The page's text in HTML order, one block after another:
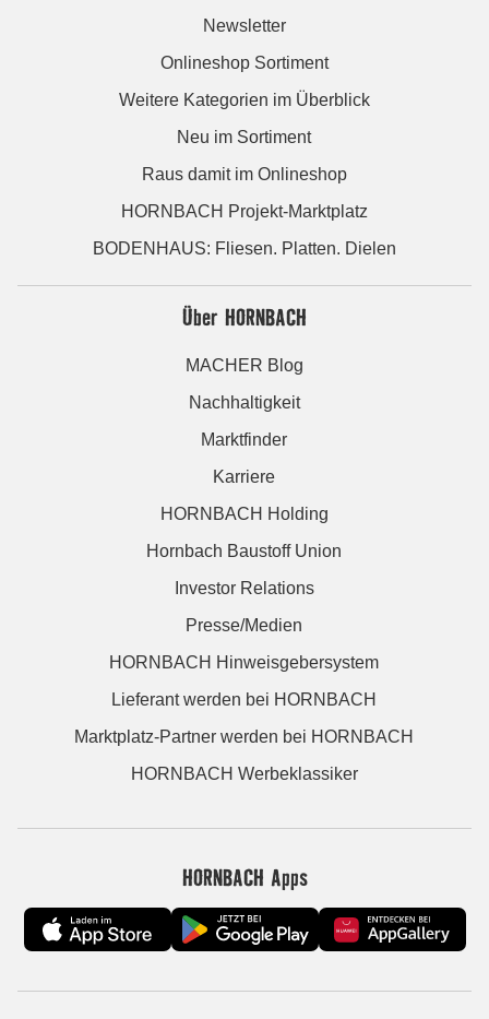
Newsletter
Onlineshop Sortiment
Weitere Kategorien im Überblick
Neu im Sortiment
Raus damit im Onlineshop
HORNBACH Projekt-Marktplatz
BODENHAUS: Fliesen. Platten. Dielen
Über HORNBACH
MACHER Blog
Nachhaltigkeit
Marktfinder
Karriere
HORNBACH Holding
Hornbach Baustoff Union
Investor Relations
Presse/Medien
HORNBACH Hinweisgebersystem
Lieferant werden bei HORNBACH
Marktplatz-Partner werden bei HORNBACH
HORNBACH Werbeklassiker
HORNBACH Apps